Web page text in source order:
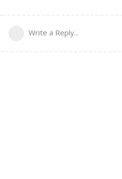
Write a Reply...